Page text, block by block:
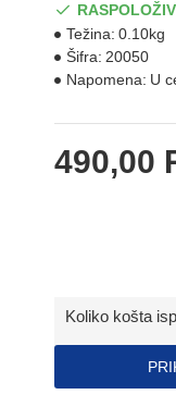
490,00
Težina: 0.10kg
Šifra: 20050
Napomena: U
Koliko košta